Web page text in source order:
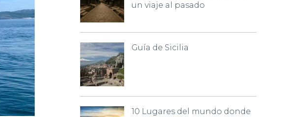
un viaje al pasado
Guía de Sicilia
10 Lugares del mundo donde